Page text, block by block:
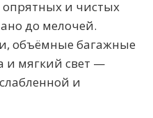
опрятных и чистых
до мелочей.
объёмные багажные
и мягкий свет —
и